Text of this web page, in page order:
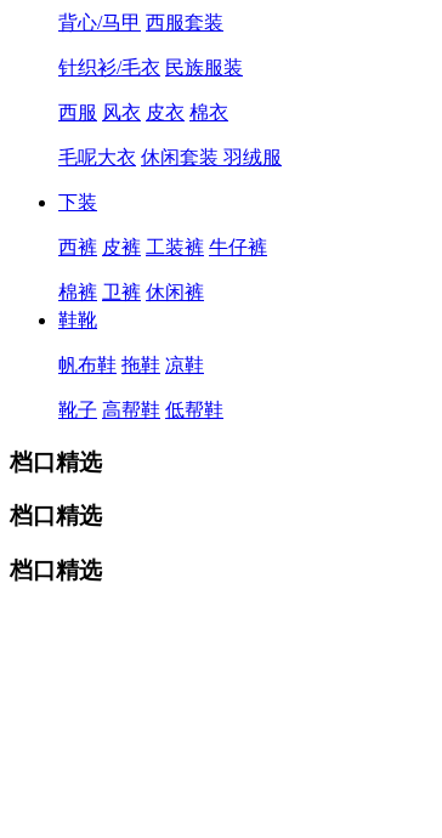
背心/马甲 西服套装
针织衫/毛衣 民族服装
西服 风衣 皮衣 棉衣
毛呢大衣 休闲套装 羽绒服
下装
西裤 皮裤 工装裤 牛仔裤
棉裤 卫裤 休闲裤
鞋靴
帆布鞋 拖鞋 凉鞋
靴子 高帮鞋 低帮鞋
档口精选
档口精选
档口精选